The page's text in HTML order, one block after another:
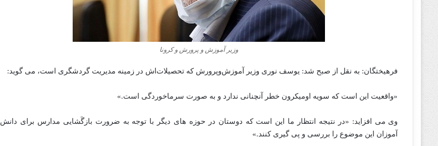
وزیر آموزش و پرورش و کرونا
فرهیختگان: به نقل از صبح شد: یوسف نوری وزیر آموزش‌وپرورش که تحصیلات‌اش در زمینه مدیریت گردشگری است، می گوید:
«واقعیت این است که سویه اومیکرون خطر آنچنانی ندارد و به صورت سرماخوردگی است.»
وی می افزاید: «در نتیجه انتظار ما این است که دوستان در حوزه های دیگر با توجه به ضرورت بازگَشایی مدارس برای دانش
آموزان این موضوع را بررسی و پی گیری کنند.»